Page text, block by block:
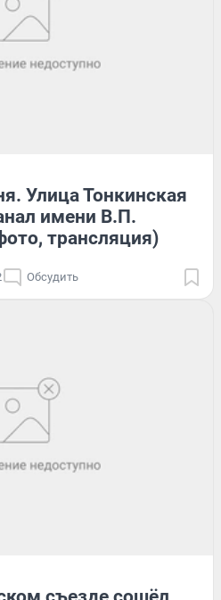
Улица Тонкинская
имени В.П.
трансляция)
Обсудить